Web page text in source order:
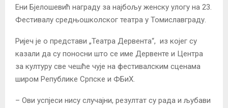
Ени Бјелошевић награду за најбољу женску улогу на 23.
Фестивалу средњошколског театра у Томиславграду.
Ријеч је о представи „Театра Дервента“, из којег су
казали да су поносни што се име Дервенте и Центра
за културу све чешће чује на фестивалским сценама
широм Републике Српске и ФБиХ.
– Ови успјеси нису случајни, резултат су рада и љубави